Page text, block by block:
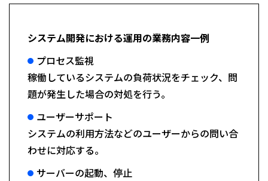
システム開発における運用の業務内容一例
プロセス監視
稼働しているシステムの負荷状況をチェック、問
題が発生した場合の対処を行う。
ユーザーサポート
システムの利用方法などのユーザーからの問い合
わせに対応する。
サーバーの起動、停止